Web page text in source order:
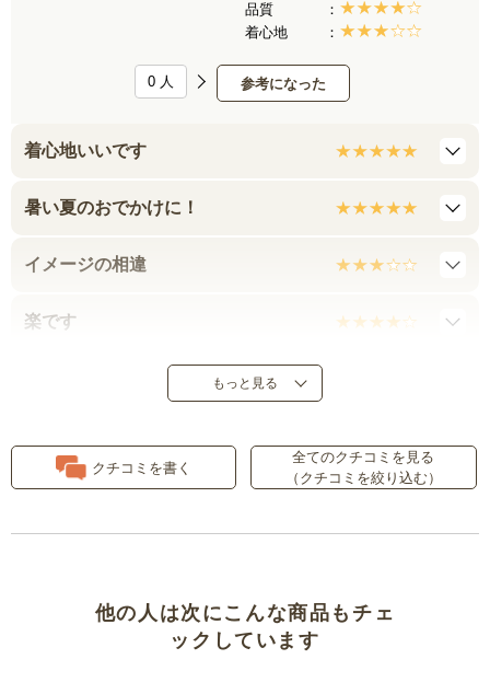
品質
着心地
参考になった
0 人
着心地いいです
暑い夏のおでかけに！
イメージの相違
楽です
ゆったりしてサラッとした着心地
着やすいです。
乾燥機ＯＫありがたい
もっと見る
クチコミを書く
全てのクチコミを見る
（クチコミを絞り込む）
他の人は次にこんな商品もチェ
ックしています